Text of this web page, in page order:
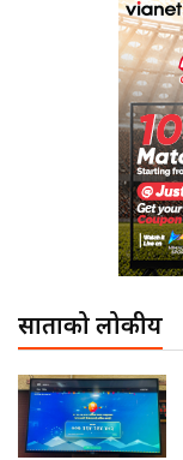
साताको लोकप्रीय